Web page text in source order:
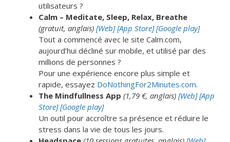
utilisateurs ?
Calm – Meditate, Sleep, Relax, Breathe
(gratuit, anglais) [Web] [App Store] [Google play]
Tout a commencé avec le site Calm.com,
aujourd’hui décliné sur mobile, et utilisé par des
millions de personnes ?
Pour une expérience encore plus simple et
rapide, essayez DoNothingFor2Minutes.com.
The Mindfullness App (1,79 €, anglais) [Web] [App
Store] [Google play]
Un outil pour accroître sa présence et réduire le
stress dans la vie de tous les jours.